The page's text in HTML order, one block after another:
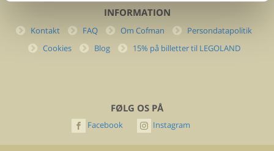
INFORMATION
Kontakt FAQ Om Cofman
Persondatapolitik
Cookies
Blog 15% på billetter til LEGOLAND
FØLG OS PÅ
Facebook Instagram